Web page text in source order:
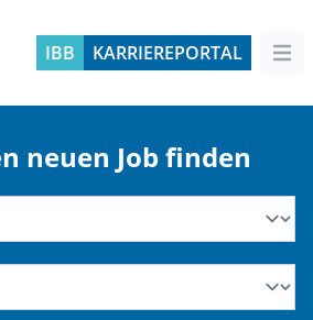
IBB KARRIEREPORTAL
neuen Job finden